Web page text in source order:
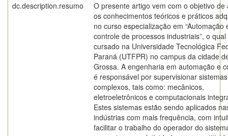
dc.description.resumo
O presente artigo vem com o objetivo de
os conhecimentos teóricos e práticos
no curso especialização em “Automação
controle de processos industriais”, o
cursado na Universidade Tecnológica
Paraná (UTFPR) no campus da cidade
Grossa. A engenharia em automação e
é responsável por supervisionar sistemas
complexos, tais como: mecânicos,
eletroeletrônicos e computacionais
Estes sistemas estão sendo aplicados
indústrias com mais frequência, com
facilitar o trabalho do operador do